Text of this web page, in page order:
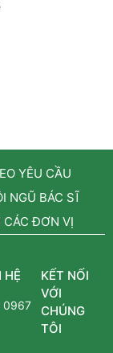
YÊU CẦU
NGŨ BÁC SĨ
CÁC ĐƠN VỊ
HỆ
0967
KẾT NỐI
VỚI
CHÚNG
TÔI